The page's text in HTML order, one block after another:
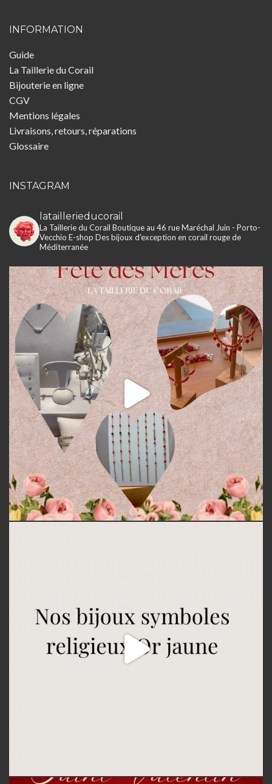
INFORMATION
Guide
La Taillerie du Corail
Bijouterie en ligne
CGV
Mentions légales
Livraisons, retours, réparations
Glossaire
INSTAGRAM
lataillerieducorail
La Taillerie du Corail Boutique au 46 rue Maréchal Juin - Porto-
Vecchio E-shop Des bijoux d'exception en corail rouge de
Méditerranée